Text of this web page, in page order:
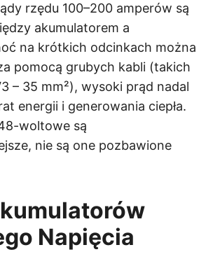
rzędu 100–200 amperów są
akumulatorem a
na krótkich odcinkach można
pomocą grubych kabli (takich
– 35 mm²), wysoki prąd nadal
energii i generowania ciepła.
woltowe są
nie są one pozbawione
Napięcia